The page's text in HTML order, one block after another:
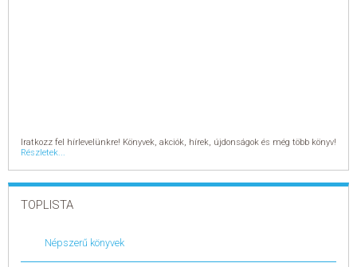
Iratkozz fel hírlevelünkre! Könyvek, akciók, hírek, újdonságok és még több könyv!
Részletek...
TOPLISTA
Népszerű könyvek